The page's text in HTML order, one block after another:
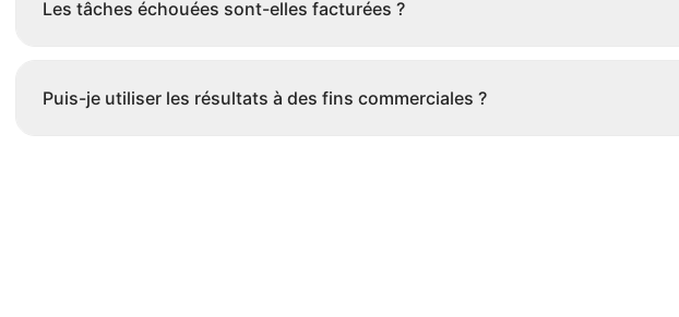
Les tâches échouées sont-elles facturées ?
Puis-je utiliser les résultats à des fins commerciales ?